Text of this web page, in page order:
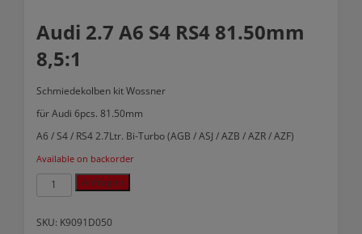
Audi 2.7 A6 S4 RS4 81.50mm
8,5:1
Schmiedekolben kitWossner
fürAudi 6pcs. 81.50mm
A6 / S4 / RS4 2.7Ltr. Bi-Turbo (AGB / ASJ / AZB / AZR / AZF)
Available on backorder
Audi
S4
RS4
Anfragen
SKU: K9091D050